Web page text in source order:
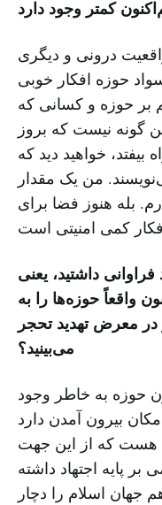
درونی و دیگری
حوزه افکار خوبی
بر حوزه و کسانی که
گونه نیست که بروز
خواهید دید که
من یک مقدار
بله هنوز فضا برای
داشتید، یعنی
واقعاً حوزه‌ها را به
معرض تهدید تحجر
می‌بینید؟
حوزه به خاطر وجود
بیرون آمدن دارد
هست که از این جهت
بر پایه اجتهاد داشته
جهان اسلام را دچار